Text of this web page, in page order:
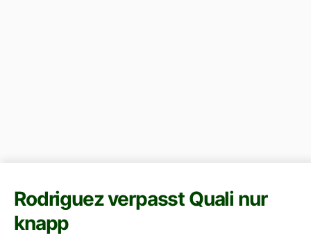
Rodriguez verpasst Quali nur
knapp